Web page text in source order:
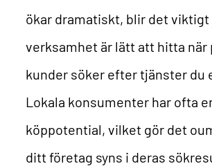
ökar dramatiskt, blir det viktigt
verksamhet är lätt att hitta
kunder söker efter tjänster du
Lokala konsumenter har ofta
köppotential, vilket gör det
ditt företag syns i deras